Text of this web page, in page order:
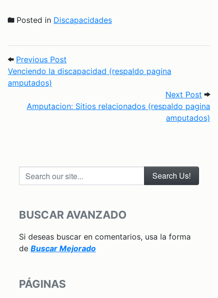
Posted in Discapacidades
Post navigation
Previous Post
Venciendo la discapacidad (respaldo pagina
amputados)
Next Post
Amputacion: Sitios relacionados (respaldo pagina
amputados)
Search our site...
BUSCAR AVANZADO
Si deseas buscar en comentarios, usa la forma
de Buscar Mejorado
PÁGINAS